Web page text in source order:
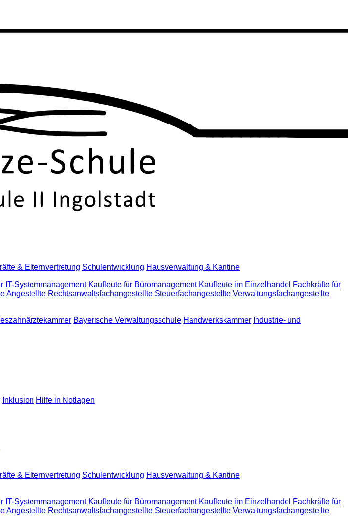
& Elternvertretung Schulentwicklung Hausverwaltung & Kantine
IT-Systemmanagement Kaufleute für Büromanagement Kaufleute im Einzelhandel Fachkräfte für
Angestellte Rechtsanwaltsfachangestellte Steuerfachangestellte Verwaltungsfachangestellte
Bayerische Verwaltungsschule Handwerkskammer Industrie- und
Inklusion Hilfe in Notlagen
& Elternvertretung Schulentwicklung Hausverwaltung & Kantine
IT-Systemmanagement Kaufleute für Büromanagement Kaufleute im Einzelhandel Fachkräfte für
Angestellte Rechtsanwaltsfachangestellte Steuerfachangestellte Verwaltungsfachangestellte